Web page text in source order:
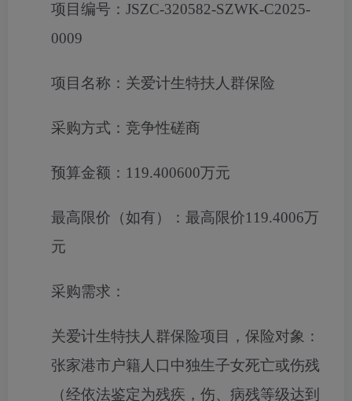
项目编号： JSZC-320582-SZWK-C2025-
0009
项目名称： 关爱计生特扶人群保险
采购方式： 竞争性磋商
预算金额： 119.400600万元
最高限价（如有）： 最高限价119.4006万
元
采购需求：
关爱计生特扶人群保险项目
，保险对象：
张家港市户籍人口中独生子女死亡或伤残
（经依法鉴定为残疾，伤、病残等级达到